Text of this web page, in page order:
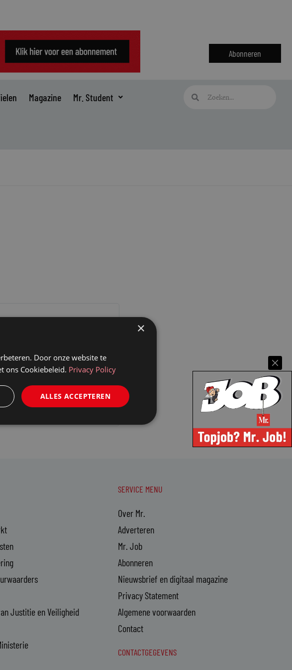
Abonneren
Magazine Mr. Student Zoeken
Justitie en Veiligheid
SERVICE MENU
Over Mr.
Adverteren
Mr. Job
Abonneren
Nieuwsbrief en digitaal magazine
Privacy Statement
Algemene voorwaarden
Contact
CONTACTGEGEVENS
×
Door onze website te
ons Cookiebeleid. Privacy Policy
ALLES ACCEPTEREN